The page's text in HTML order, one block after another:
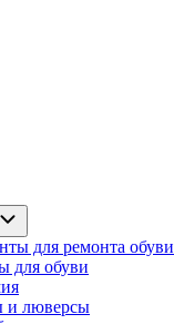
для ремонта обуви
для обуви
и люверсы